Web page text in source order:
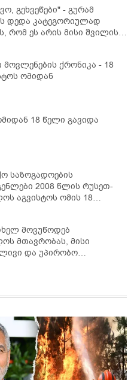
გეხვეწები" - გუ­რა­მ
დედა კა­ტე­გო­რი­უ­ლად
რომ ეს არის მისი შვი­ლის
ქრონიკა - 18
ომიდან
18 წელი გავიდა
საზოგადოების
2008 წლის რუსეთ-
აგვისტოს ომის 18
დაკავშირებით ერთობლივ
მოვუწოდებ
მთავრობას, მისი
და უპირობო
- რას წერს ეუთო-ს